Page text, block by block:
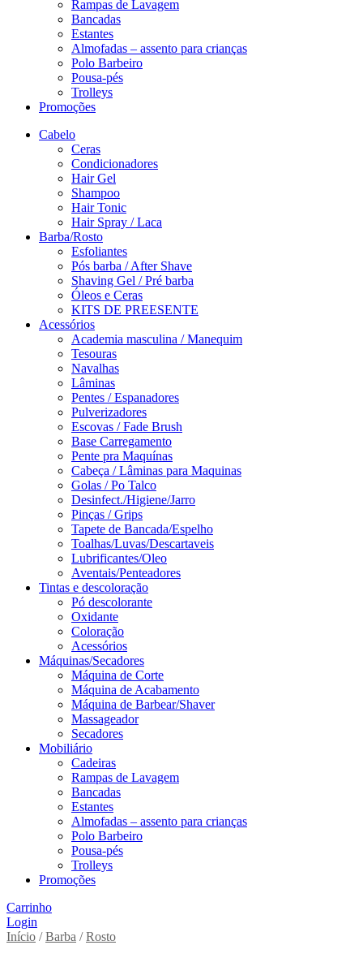
Rampas de Lavagem
Bancadas
Estantes
Almofadas – assento para crianças
Polo Barbeiro
Pousa-pés
Trolleys
Promoções
Cabelo
Ceras
Condicionadores
Hair Gel
Shampoo
Hair Tonic
Hair Spray / Laca
Barba/Rosto
Esfoliantes
Pós barba / After Shave
Shaving Gel / Pré barba
Óleos e Ceras
KITS DE PREESENTE
Acessórios
Academia masculina / Manequim
Tesouras
Navalhas
Lâminas
Pentes / Espanadores
Pulverizadores
Escovas / Fade Brush
Base Carregamento
Pente pra Maquínas
Cabeça / Lâminas para Maquinas
Golas / Po Talco
Desinfect./Higiene/Jarro
Pinças / Grips
Tapete de Bancada/Espelho
Toalhas/Luvas/Descartaveis
Lubrificantes/Oleo
Aventais/Penteadores
Tintas e descoloração
Pó descolorante
Oxidante
Coloração
Acessórios
Máquinas/Secadores
Máquina de Corte
Máquina de Acabamento
Máquina de Barbear/Shaver
Massageador
Secadores
Mobiliário
Cadeiras
Rampas de Lavagem
Bancadas
Estantes
Almofadas – assento para crianças
Polo Barbeiro
Pousa-pés
Trolleys
Promoções
Carrinho
Login
Início /Barba /Rosto